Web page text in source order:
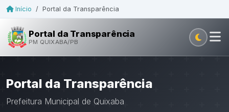
Início / Portal da Transparência
Portal da Transparência
PM QUIXABA/PB
Portal da Transparência
Prefeitura Municipal de Quixaba